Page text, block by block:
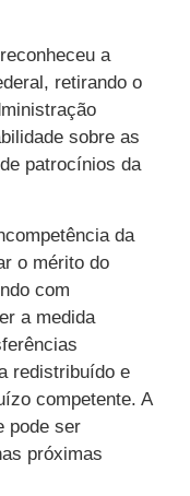
a
retirando o
sobre as
patrocínios da
da
o mérito do
com
a medida
redistribuído e
competente. A
pode ser
próximas